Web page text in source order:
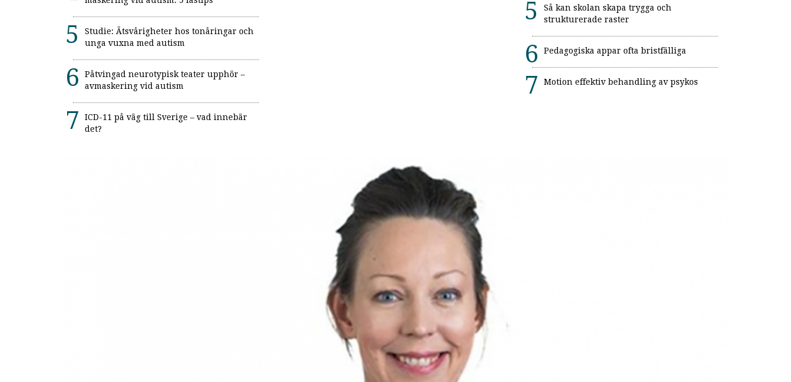
Studie: Ätsvårigheter hos tonåringar och
unga vuxna med autism
Påtvingad neurotypisk teater upphör –
avmaskering vid autism
ICD-11 på väg till Sverige – vad innebär
det?
Så kan skolan skapa trygga och
strukturerade raster
Pedagogiska appar ofta bristfälliga
Motion effektiv behandling av psykos